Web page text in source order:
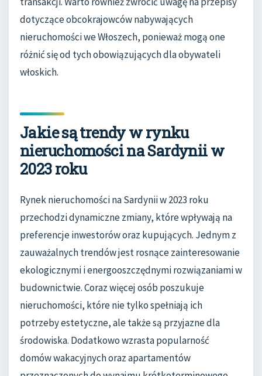
dotyczące obcokrajowców nabywających
nieruchomości we Włoszech, ponieważ mogą one
różnić się od tych obowiązujących dla obywateli
włoskich.
Jakie są trendy w rynku
nieruchomości na Sardynii w
2023 roku
Rynek nieruchomości na Sardynii w 2023 roku
przechodzi dynamiczne zmiany, które wpływają na
preferencje inwestorów oraz kupujących. Jednym z
zauważalnych trendów jest rosnące zainteresowanie
ekologicznymi i energooszczędnymi rozwiązaniami w
budownictwie. Coraz więcej osób poszukuje
nieruchomości, które nie tylko spełniają ich
potrzeby estetyczne, ale także są przyjazne dla
środowiska. Dodatkowo wzrasta popularność
domów wakacyjnych oraz apartamentów